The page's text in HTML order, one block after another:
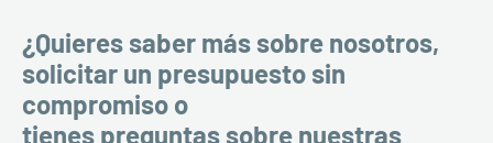
¿Quieres saber más sobre nosotros,
solicitar un presupuesto sin
compromiso o
tienes preguntas sobre nuestras